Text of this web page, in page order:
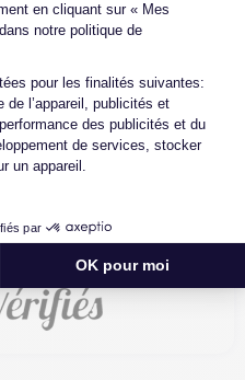
en cliquant sur « Mes
notre politique de
pour les finalités suivantes:
de l’appareil, publicités et
des publicités et du
de services, stocker
un appareil.
par
OK pour moi
des sites de
/5